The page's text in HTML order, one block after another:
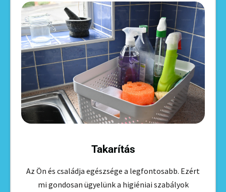
Takarítás
Az Ön és családja egészsége a legfontosabb. Ezért
mi gondosan ügyelünk a higiéniai szabályok